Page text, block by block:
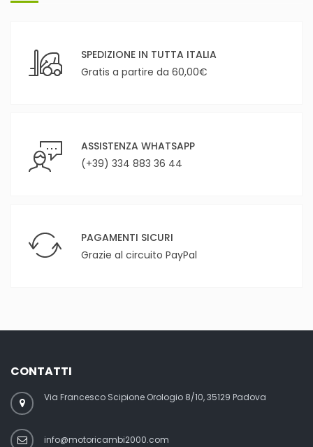
SPEDIZIONE IN TUTTA ITALIA
Gratis a partire da 60,00€
ASSISTENZA WHATSAPP
(+39) 334 883 36 44
PAGAMENTI SICURI
Grazie al circuito PayPal
CONTATTI
Via Francesco Scipione Orologio 8/10, 35129 Padova
info@motoricambi2000.com